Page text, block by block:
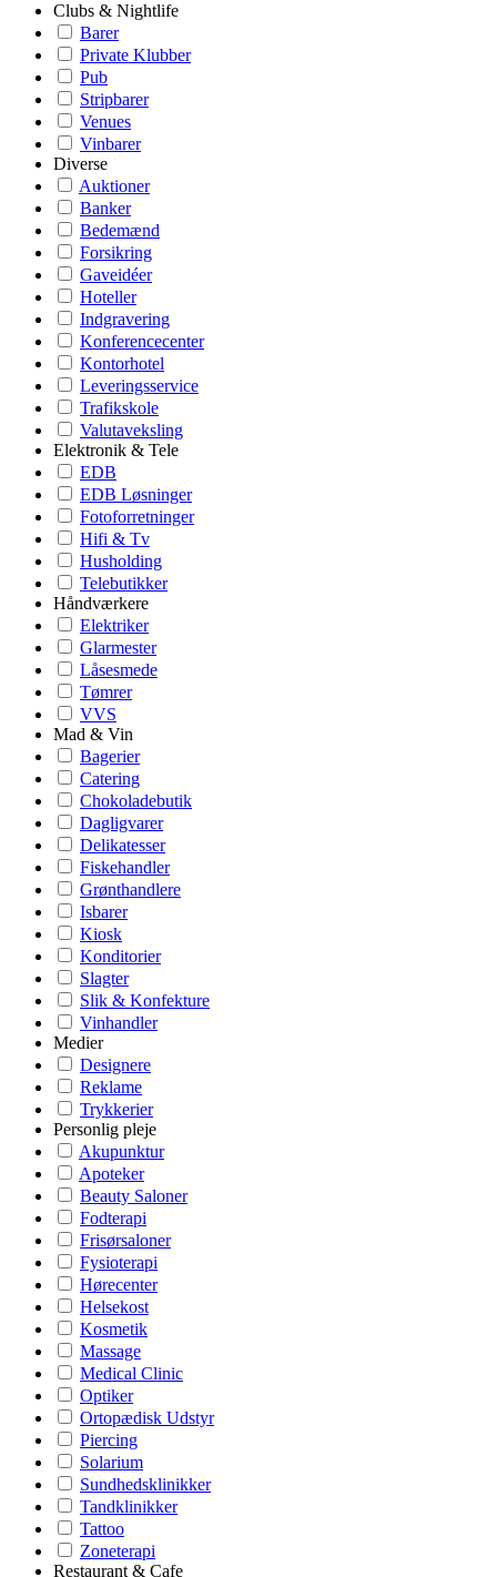
Clubs & Nightlife
Barer
Private Klubber
Pub
Stripbarer
Venues
Vinbarer
Diverse
Auktioner
Banker
Bedemænd
Forsikring
Gaveidéer
Hoteller
Indgravering
Konferencecenter
Kontorhotel
Leveringsservice
Trafikskole
Valutaveksling
Elektronik & Tele
EDB
EDB Løsninger
Fotoforretninger
Hifi & Tv
Husholding
Telebutikker
Håndværkere
Elektriker
Glarmester
Låsesmede
Tømrer
VVS
Mad & Vin
Bagerier
Catering
Chokoladebutik
Dagligvarer
Delikatesser
Fiskehandler
Grønthandlere
Isbarer
Kiosk
Konditorier
Slagter
Slik & Konfekture
Vinhandler
Medier
Designere
Reklame
Trykkerier
Personlig pleje
Akupunktur
Apoteker
Beauty Saloner
Fodterapi
Frisørsaloner
Fysioterapi
Hørecenter
Helsekost
Kosmetik
Massage
Medical Clinic
Optiker
Ortopædisk Udstyr
Piercing
Solarium
Sundhedsklinikker
Tandklinikker
Tattoo
Zoneterapi
Restaurant & Cafe